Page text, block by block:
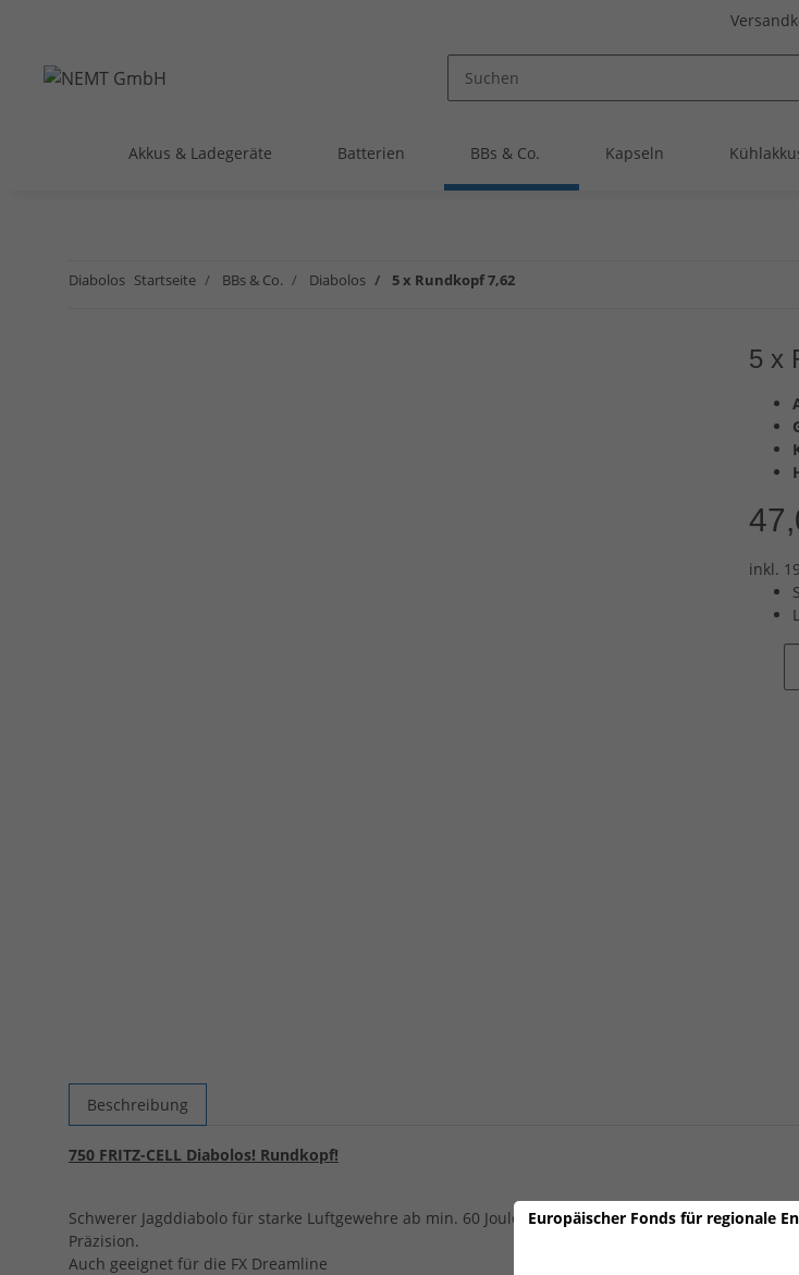
Europäischer Fonds für regionale
Akkus & Ladegeräte Batterien BBs & Co. Kapseln
Diabolos Startseite BBs & Co. Diabolos 5 x Rundkopf 7,62
5 x
inkl.
Beschreibung
750 FRITZ-CELL Diabolos! Rundkopf!
Schwerer Jagddiabolo für starke Luftgewehre ab min. 60 Joule aufgrund des hohen Gewichtes
Präzision.
Auch geeignet für die FX Dreamline